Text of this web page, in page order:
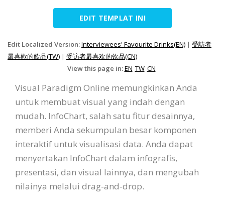
EDIT TEMPLAT INI
Edit Localized Version:Interviewees' Favourite Drinks(EN) | 受訪者
最喜歡的飲品(TW) | 受访者最喜欢的饮品(CN)
View this page in:EN TW CN
Visual Paradigm Online memungkinkan Anda
untuk membuat visual yang indah dengan
mudah. InfoChart, salah satu fitur desainnya,
memberi Anda sekumpulan besar komponen
interaktif untuk visualisasi data. Anda dapat
menyertakan InfoChart dalam infografis,
presentasi, dan visual lainnya, dan mengubah
nilainya melalui drag-and-drop.